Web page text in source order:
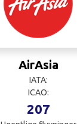
AirAsia
IATA:
ICAO:
207